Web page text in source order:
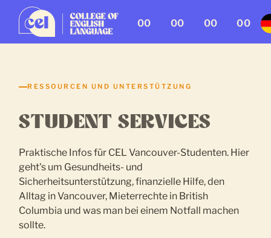
00 00 00 00
RESSOURCEN UND UNTERSTÜTZUNG
STUDENT SERVICES
Praktische Infos für CEL Vancouver-Studenten. Hier
geht's um Gesundheits- und
Sicherheitsunterstützung, finanzielle Hilfe, den
Alltag in Vancouver, Mieterrechte in British
Columbia und was man bei einem Notfall machen
sollte.